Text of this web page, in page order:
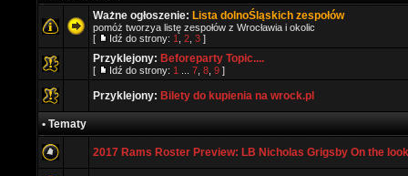
Ważne ogłoszenie: Lista dolnoŚląskich zespołów
pomóż tworzya listę zespołów z Wrocławia i okolic
[
Idź do strony: 1 2 3 ]
Przyklejony: Beforeparty Topic....
[ Idź do strony: 1 7 8 9 ]
Przyklejony: Bilety do kupienia na wrock.pl
• Tematy
2017 Rams Roster Preview: LB Nicholas Grigsby On the